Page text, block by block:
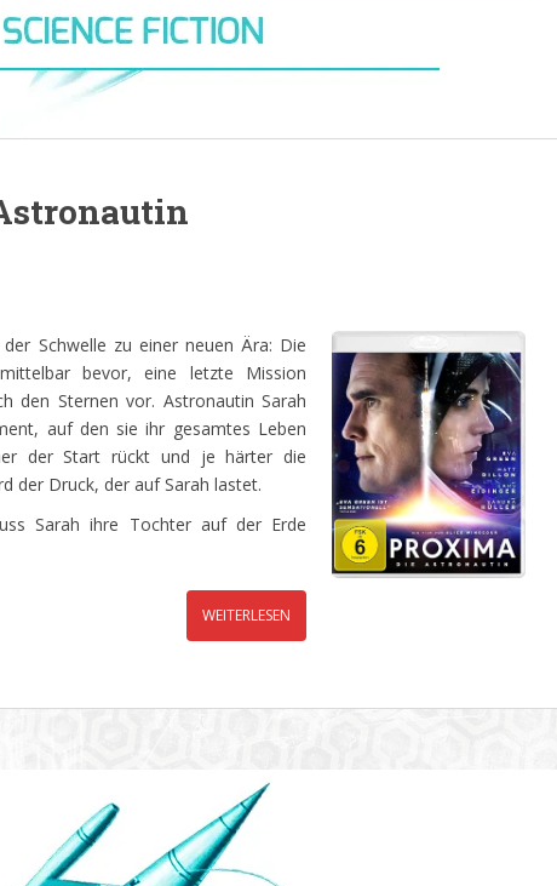
Schwelle zu einer neuen Ära: Die
bevor, eine letzte Mission
den Sternen vor. Astronautin Sarah
auf den sie ihr gesamtes Leben
der Start rückt und je härter die
der Druck, der auf Sarah lastet.
Sarah ihre Tochter auf der Erde
WEITERLESEN